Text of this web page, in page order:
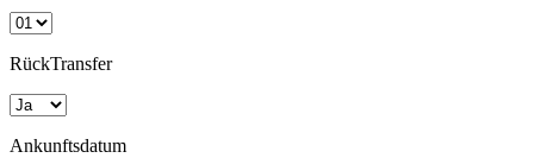
RückTransfer
Ankunftsdatum